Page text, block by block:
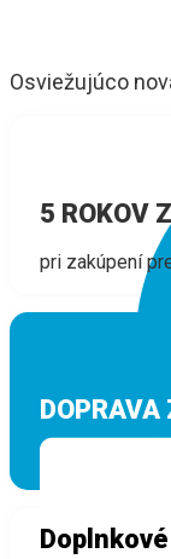
Osviežujúco
5 ROKOV
pri zakúpení
DOPRAVA